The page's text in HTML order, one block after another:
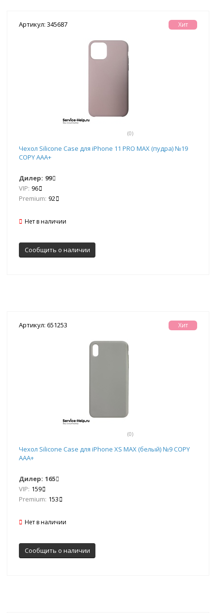
Артикул: 345687
(0)
Хит
Чехол Silicone Case для iPhone 11 PRO MAX (пудра) №19
COPY AAA+
Дилер: 99
VIP: 96
Premium: 92
Нет в наличии
Сообщить о наличии
Артикул: 651253
(0)
Хит
Чехол Silicone Case для iPhone XS MAX (белый) №9 COPY
AAA+
Дилер: 165
VIP: 159
Premium: 153
Нет в наличии
Сообщить о наличии